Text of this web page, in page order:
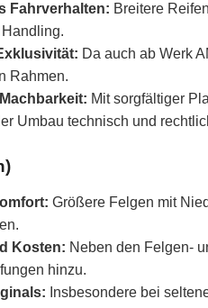
Fahrverhalten: Breitere
Da auch ab Werk
Rahmen.
Mit sorgfältiger
Umbau technisch und
Größere Felgen mit
Kosten: Neben den Felgen-
hinzu.
Insbesondere bei